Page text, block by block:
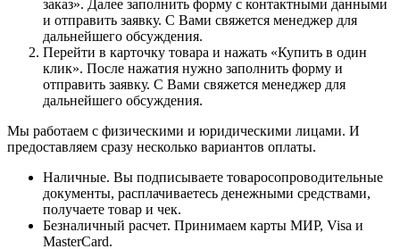
заказ». Далее заполнить форму с контактными данными
и отправить заявку. С Вами свяжется менеджер для
дальнейшего обсуждения.
Перейти в карточку товара и нажать «Купить в один
клик». После нажатия нужно заполнить форму и
отправить заявку. С Вами свяжется менеджер для
дальнейшего обсуждения.
Мы работаем с физическими и юридическими лицами. И
предоставляем сразу несколько вариантов оплаты.
Наличные. Вы подписываете товаросопроводительные
документы, расплачиваетесь денежными средствами,
получаете товар и чек.
Безналичный расчет. Принимаем карты МИР, Visa и
MasterCard.